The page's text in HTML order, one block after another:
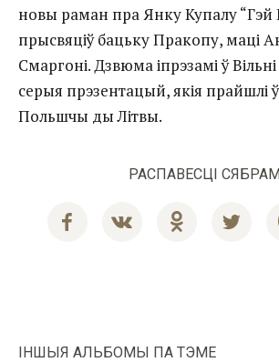
новы раман пра Янку Купалу “Гэй
прысвяціў бацьку Пракопу, маці
Смаргоні. Дзвюма іпрэзамі ў
серыя прэзентацый, якія прайшлі
Польшчы ды Літвы.
РАСПАВЕСЦІ
ІНШЫЯ АЛЬБОМЫ ПА ТЭМЕ